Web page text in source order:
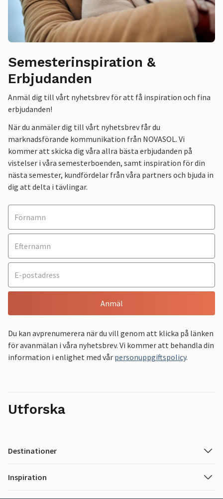
Semesterinspiration &
Erbjudanden
Anmäl dig till vårt nyhetsbrev för att få inspiration och fina
erbjudanden!
När du anmäler dig till vårt nyhetsbrev får du
marknadsförande kommunikation från NOVASOL. Vi
kommer att skicka dig våra allra bästa erbjudanden på
vistelser i våra semesterboenden, samt inspiration för din
nästa semester, kundfördelar från våra partners och bjuda in
dig att delta i tävlingar.
Anmäl
Du kan avprenumerera när du vill genom att klicka på länken
för avanmälan i våra nyhetsbrev. Vi kommer att behandla din
information i enlighet med vår personuppgiftspolicy.
Utforska
Destinationer
Inspiration